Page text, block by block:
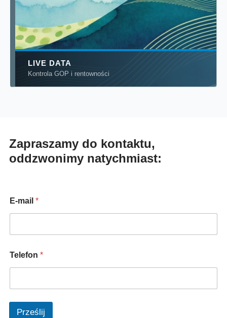
LIVE DATA
Kontrola GOP i rentowności
Zapraszamy do kontaktu,
oddzwonimy natychmiast:
*
*
E-mail *
Telefon *
Prześlij